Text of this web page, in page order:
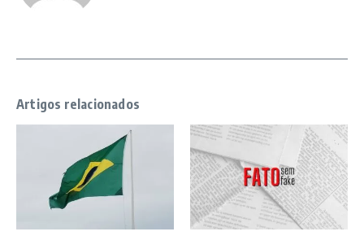
Artigos relacionados